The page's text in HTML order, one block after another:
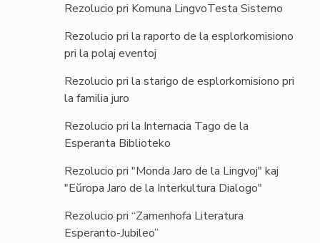
Rezolucio pri Komuna LingvoTesta Sistemo
Rezolucio pri la raporto de la esplorkomisiono
pri la polaj eventoj
Rezolucio pri la starigo de esplorkomisiono pri
la familia juro
Rezolucio pri la Internacia Tago de la
Esperanta Biblioteko
Rezolucio pri "Monda Jaro de la Lingvoj" kaj
"Eŭropa Jaro de la Interkultura Dialogo"
Rezolucio pri “Zamenhofa Literatura
Esperanto-Jubileo”